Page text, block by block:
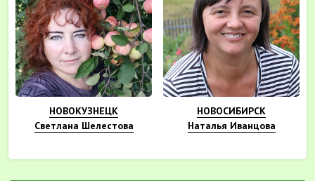
НОВОКУЗНЕЦК
Светлана Шелестова
НОВОСИБИРСК
Наталья Иванцова